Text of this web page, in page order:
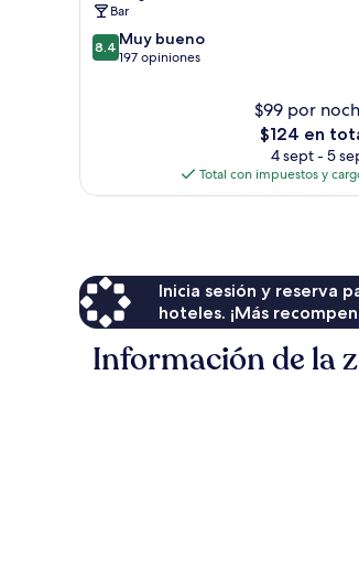
Bar
8.4
de
8.4 Muy bueno
197 opiniones
$99 por
El
precio
actual
es
$124 en
4 sept - 5
Total con impuestos y
Inicia sesión y reserva
hoteles. ¡Más
Información de la